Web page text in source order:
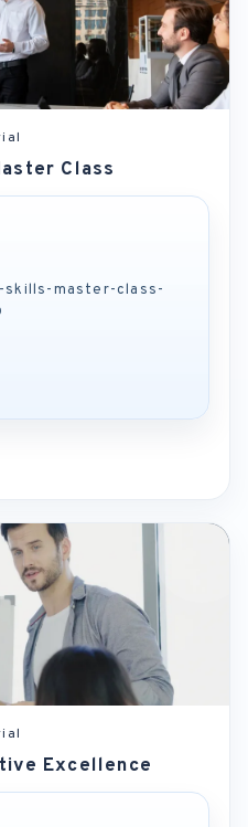
Class
master-class-
Excellence